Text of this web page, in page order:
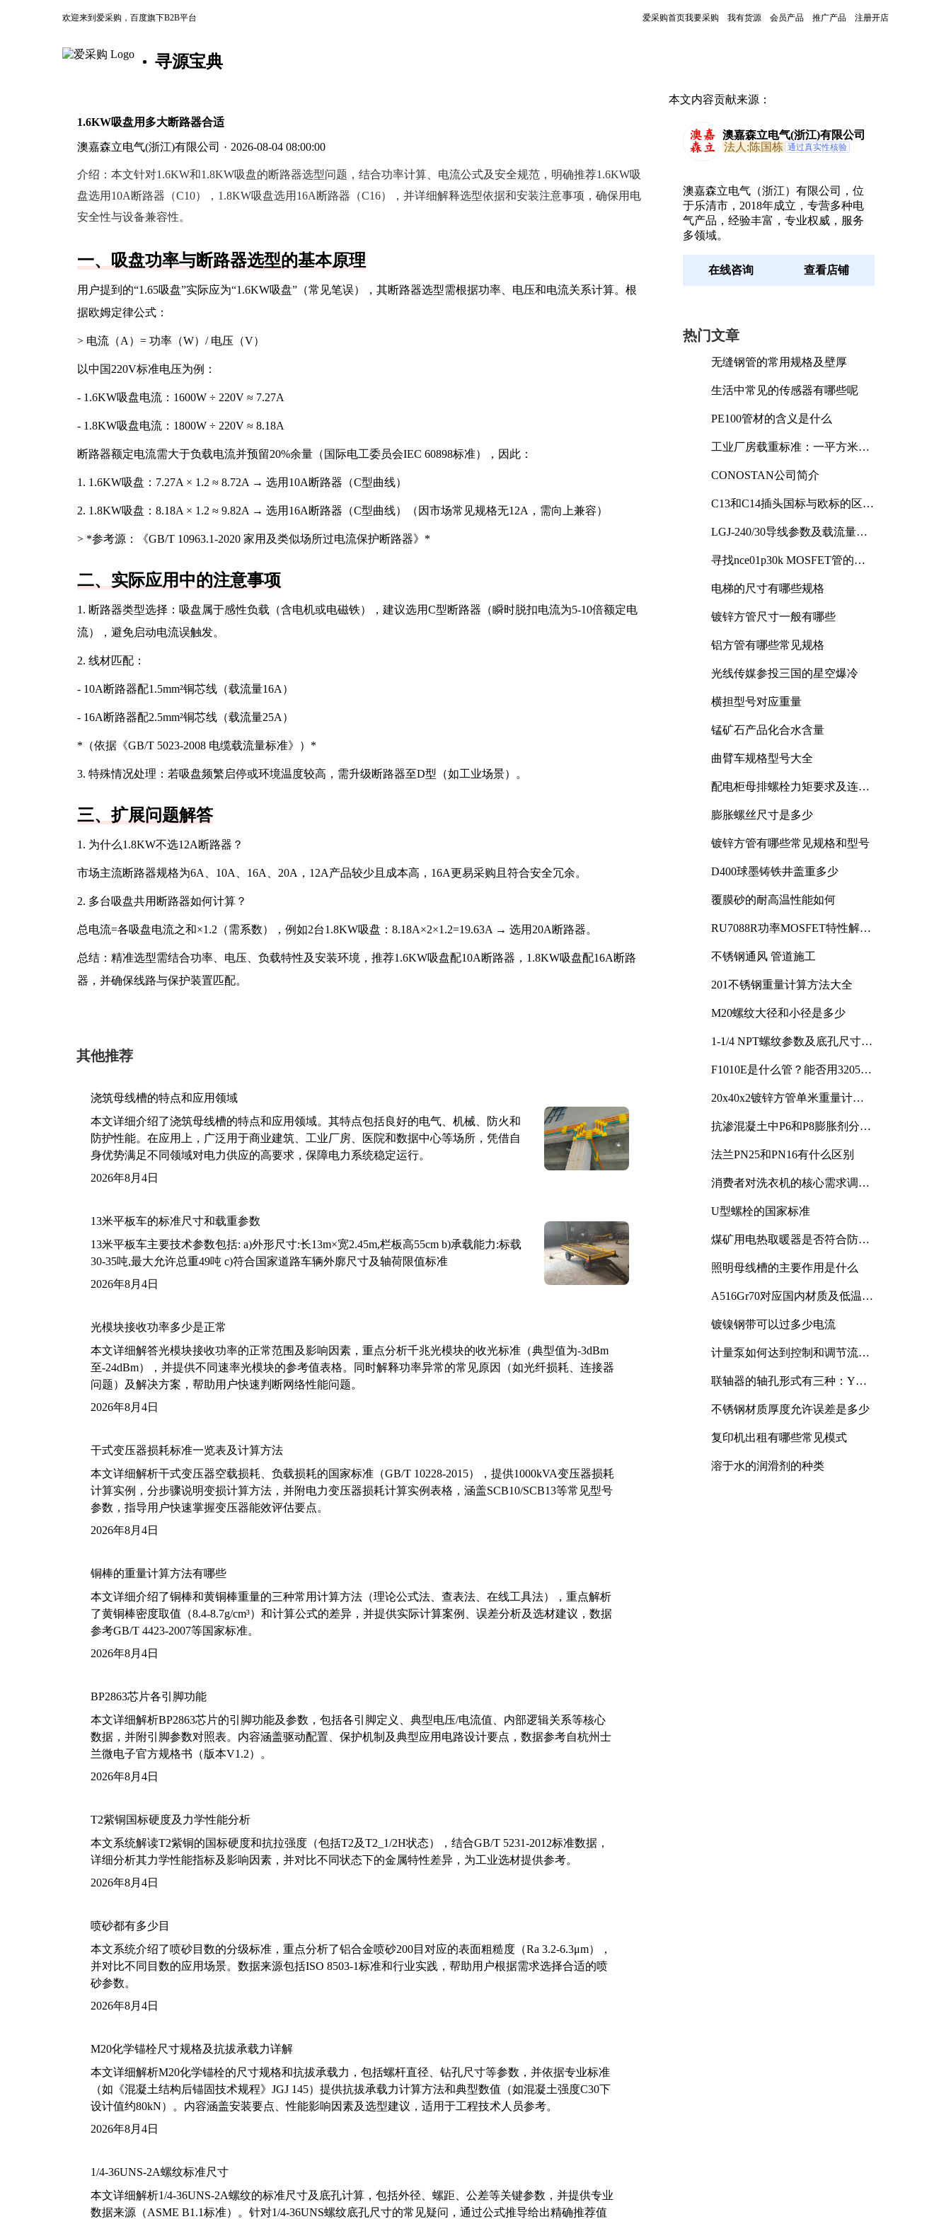
欢迎来到爱采购，百度旗下B2B平台 爱采购首页我要采购 我有货源 会员产品 推广产品 注册开店
寻源宝典
1.6KW吸盘用多大断路器合适
澳嘉森立电气(浙江)有限公司 · 2026-08-04 08:00:00
介绍： 本文针对1.6KW和1.8KW吸盘的断路器选型问题，结合功率计算、电流公式及安全规范，明确推荐1.6KW吸
盘选用10A断路器（C10），1.8KW吸盘选用16A断路器（C16），并详细解释选型依据和安装注意事项，确保用电
安全性与设备兼容性。
一、吸盘功率与断路器选型的基本原理
用户提到的“1.65吸盘”实际应为“1.6KW吸盘”（常见笔误），其断路器选型需根据功率、电压和电流关系计算。根
据欧姆定律公式：
> 电流（A）= 功率（W）/ 电压（V）
以中国220V标准电压为例：
- 1.6KW吸盘电流：1600W ÷ 220V ≈ 7.27A
- 1.8KW吸盘电流：1800W ÷ 220V ≈ 8.18A
断路器额定电流需大于负载电流并预留20%余量（国际电工委员会IEC 60898标准），因此：
1. 1.6KW吸盘：7.27A × 1.2 ≈ 8.72A → 选用10A断路器（C型曲线）
2. 1.8KW吸盘：8.18A × 1.2 ≈ 9.82A → 选用16A断路器（C型曲线）（因市场常见规格无12A，需向上兼容）
> *参考源：《GB/T 10963.1-2020 家用及类似场所过电流保护断路器》*
二、实际应用中的注意事项
1. 断路器类型选择：吸盘属于感性负载（含电机或电磁铁），建议选用C型断路器（瞬时脱扣电流为5-10倍额定电
流），避免启动电流误触发。
2. 线材匹配：
- 10A断路器配1.5mm²铜芯线（载流量16A）
- 16A断路器配2.5mm²铜芯线（载流量25A）
*（依据《GB/T 5023-2008 电缆载流量标准》）*
3. 特殊情况处理：若吸盘频繁启停或环境温度较高，需升级断路器至D型（如工业场景）。
三、扩展问题解答
1. 为什么1.8KW不选12A断路器？
市场主流断路器规格为6A、10A、16A、20A，12A产品较少且成本高，16A更易采购且符合安全冗余。
2. 多台吸盘共用断路器如何计算？
总电流=各吸盘电流之和×1.2（需系数），例如2台1.8KW吸盘：8.18A×2×1.2=19.63A → 选用20A断路器。
总结：精准选型需结合功率、电压、负载特性及安装环境，推荐1.6KW吸盘配10A断路器，1.8KW吸盘配16A断路
器，并确保线路与保护装置匹配。
其他推荐
浇筑母线槽的特点和应用领域
本文详细介绍了浇筑母线槽的特点和应用领域。其特点包括良好的电气、机械、防火和
防护性能。在应用上，广泛用于商业建筑、工业厂房、医院和数据中心等场所，凭借自
身优势满足不同领域对电力供应的高要求，保障电力系统稳定运行。
2026年8月4日
13米平板车的标准尺寸和载重参数
13米平板车主要技术参数包括: a)外形尺寸:长13m×宽2.45m,栏板高55cm b)承载能力:标载
30-35吨,最大允许总重49吨 c)符合国家道路车辆外廓尺寸及轴荷限值标准
2026年8月4日
光模块接收功率多少是正常
本文详细解答光模块接收功率的正常范围及影响因素，重点分析千兆光模块的收光标准（典型值为-3dBm
至-24dBm），并提供不同速率光模块的参考值表格。同时解释功率异常的常见原因（如光纤损耗、连接器
问题）及解决方案，帮助用户快速判断网络性能问题。
2026年8月4日
干式变压器损耗标准一览表及计算方法
本文详细解析干式变压器空载损耗、负载损耗的国家标准（GB/T 10228-2015），提供1000kVA变压器损耗
计算实例，分步骤说明变损计算方法，并附电力变压器损耗计算实例表格，涵盖SCB10/SCB13等常见型号
参数，指导用户快速掌握变压器能效评估要点。
2026年8月4日
铜棒的重量计算方法有哪些
本文详细介绍了铜棒和黄铜棒重量的三种常用计算方法（理论公式法、查表法、在线工具法），重点解析
了黄铜棒密度取值（8.4-8.7g/cm³）和计算公式的差异，并提供实际计算案例、误差分析及选材建议，数据
参考GB/T 4423-2007等国家标准。
2026年8月4日
BP2863芯片各引脚功能
本文详细解析BP2863芯片的引脚功能及参数，包括各引脚定义、典型电压/电流值、内部逻辑关系等核心
数据，并附引脚参数对照表。内容涵盖驱动配置、保护机制及典型应用电路设计要点，数据参考自杭州士
兰微电子官方规格书（版本V1.2）。
2026年8月4日
T2紫铜国标硬度及力学性能分析
本文系统解读T2紫铜的国标硬度和抗拉强度（包括T2及T2_1/2H状态），结合GB/T 5231-2012标准数据，
详细分析其力学性能指标及影响因素，并对比不同状态下的金属特性差异，为工业选材提供参考。
2026年8月4日
喷砂都有多少目
本文系统介绍了喷砂目数的分级标准，重点分析了铝合金喷砂200目对应的表面粗糙度（Ra 3.2-6.3μm），
并对比不同目数的应用场景。数据来源包括ISO 8503-1标准和行业实践，帮助用户根据需求选择合适的喷
砂参数。
2026年8月4日
M20化学锚栓尺寸规格及抗拔承载力详解
本文详细解析M20化学锚栓的尺寸规格和抗拔承载力，包括螺杆直径、钻孔尺寸等参数，并依据专业标准
（如《混凝土结构后锚固技术规程》JGJ 145）提供抗拔承载力计算方法和典型数值（如混凝土强度C30下
设计值约80kN）。内容涵盖安装要点、性能影响因素及选型建议，适用于工程技术人员参考。
2026年8月4日
1/4-36UNS-2A螺纹标准尺寸
本文详细解析1/4-36UNS-2A螺纹的标准尺寸及底孔计算，包括外径、螺距、公差等关键参数，并提供专业
数据来源（ASME B1.1标准）。针对1/4-36UNS螺纹底孔尺寸的常见疑问，通过公式推导给出精确推荐值
本文内容贡献来源：
澳嘉森立电气(浙江)有限公司
法人:陈国栋 通过真实性核验
澳嘉森立电气（浙江）有限公司，位
于乐清市，2018年成立，专营多种电
气产品，经验丰富，专业权威，服务
多领域。
在线咨询 查看店铺
热门文章
无缝钢管的常用规格及壁厚
生活中常见的传感器有哪些呢
PE100管材的含义是什么
工业厂房载重标准：一平方米能
CONOSTAN公司简介
C13和C14插头国标与欧标的区别
LGJ-240/30导线参数及载流量解
寻找nce01p30k MOSFET管的合
电梯的尺寸有哪些规格
镀锌方管尺寸一般有哪些
铝方管有哪些常见规格
光线传媒参投三国的星空爆冷
横担型号对应重量
锰矿石产品化合水含量
曲臂车规格型号大全
配电柜母排螺栓力矩要求及连接
膨胀螺丝尺寸是多少
镀锌方管有哪些常见规格和型号
D400球墨铸铁井盖重多少
覆膜砂的耐高温性能如何
RU7088R功率MOSFET特性解析
不锈钢通风 管道施工
201不锈钢重量计算方法大全
M20螺纹大径和小径是多少
1-1/4 NPT螺纹参数及底孔尺寸详
F1010E是什么管？能否用3205或
20x40x2镀锌方管单米重量计算
抗渗混凝土中P6和P8膨胀剂分别
法兰PN25和PN16有什么区别
消费者对洗衣机的核心需求调研
U型螺栓的国家标准
煤矿用电热取暖器是否符合防爆
照明母线槽的主要作用是什么
A516Gr70对应国内材质及低温冲
镀镍钢带可以过多少电流
计量泵如何达到控制和调节流量
联轴器的轴孔形式有三种：Y
不锈钢材质厚度允许误差是多少
复印机出租有哪些常见模式
溶于水的润滑剂的种类